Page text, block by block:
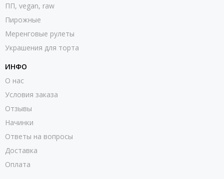
ПП, vegan, raw
Пирожные
Меренговые рулеты
Украшения для торта
ИНФО
О нас
Условия заказа
Отзывы
Начинки
Ответы на вопросы
Доставка
Оплата